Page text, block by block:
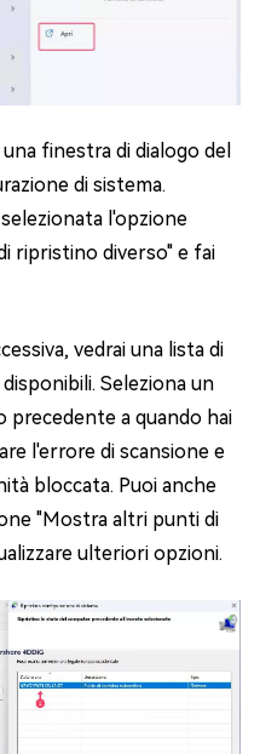
finestra di dialogo del
di sistema.
l'opzione
ripristino diverso" e fai
vedrai una lista di
Seleziona un
a quando hai
l'errore di scansione e
bloccata. Puoi anche
"Mostra altri punti di
ulteriori opzioni.